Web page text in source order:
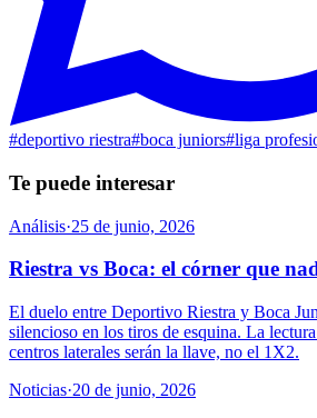
#deportivo riestra#boca juniors#liga
Te puede interesar
Análisis·25 de junio, 2026
Riestra vs Boca: el córner que
El duelo entre Deportivo Riestra y Boca
silencioso en los tiros de esquina. La
centros laterales serán la llave, no el 1X2.
Noticias·20 de junio, 2026